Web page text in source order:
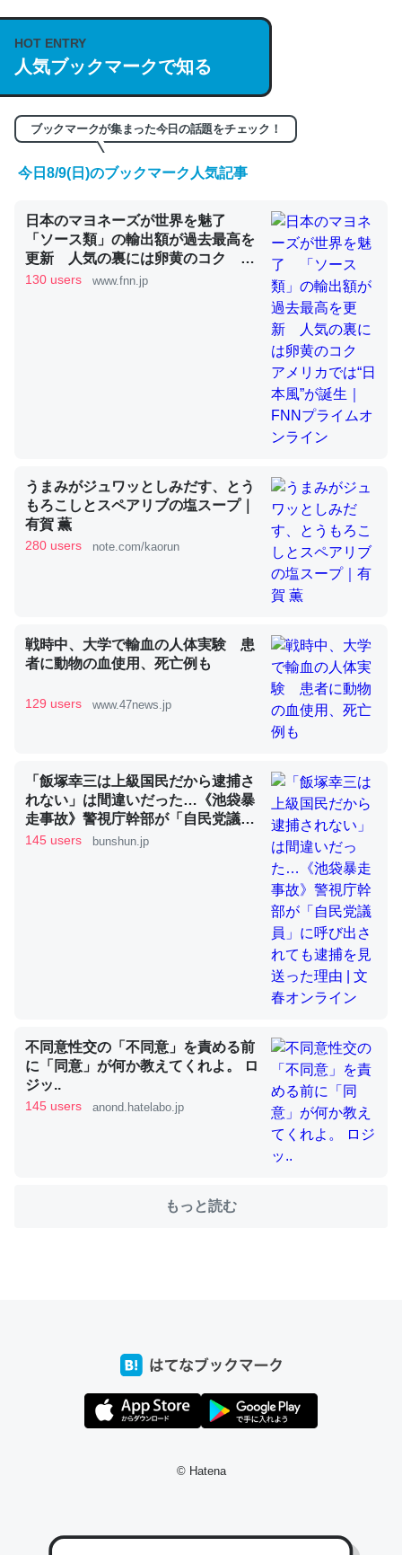
説してる記事が少ないので貴重な良記事。/続編来た
https://isobe324649.hatenablog.com/entry/2023/03/27
/064121
─GPTの仕組みと限界についての考察（１） - conceptualization
くらい。小説でいう「ずっと前の伏線」は回収されないけ
ど、短期記憶というには多い分量。進化すればするほど分
かりやすく強くなりそう
─GPTの仕組みと限界についての考察（１） - conceptualization
昆虫ってカルシウム少ないのか。知らんかった。調べたら
コオロギのカルシウム分はエビの600分の1程度。
論文では「淡水はカルシウムも酸素も不足してて両方に不
いる鋏角類（カブトガニ・ウミグモ）はカルシウムを使わ
ずキチンを強化してる筈だが、酵素が違うのか？
─ニュース :: 【研究発表】昆虫学の大問題＝「昆虫はなぜ海にいな
これを元に考えるとカルシウムを大量に使う脊椎動物と貝
類は苦労してるんだな…。腹足類だと殻を無くしてナメク
─ニュース :: 【研究発表】昆虫学の大問題＝「昆虫はなぜ海にいな
ウチもEchoを実家に置いて４年。でたまに覗いてる。ぼ
位置情報を共有してる。電池残量や充電中かが分かるので
これ見て生きてるなって分かる。
─たまにLINEするくらいだった遠方の父67歳と僕。ITツール導入で
コミュニケーションが劇的に変化した｜tayorini by LIFULL介護
たいなのでネット環境作ったけどAlexaしか使わないので
34
HOT ENTRY
人気ブックマークで知る
ブックマークが集まった今日の話題をチェック！
今日8/9(日)のブックマーク人気記事
日本のマヨネーズが世界を魅了
「ソース類」の輸出額が過去最高を
更新 人気の裏には卵黄のコク ア
メリカでは“日本風”が誕生｜FNNプ
130 users www.fnn.jp
うまみがジュワッとしみだす、とう
もろこしとスペアリブの塩スープ｜
有賀 薫
280 users note.com/kaorun
戦時中、大学で輸血の人体実験 患
者に動物の血使用、死亡例も
129 users www.47news.jp
「飯塚幸三は上級国民だから逮捕さ
れない」は間違いだった…《池袋暴
走事故》警視庁幹部が「自民党議
員」に呼び出されても逮捕を見送っ
145 users bunshun.jp
不同意性交の「不同意」を責める前
に「同意」が何か教えてくれよ。 ロ
ジッ..
145 users anond.hatelabo.jp
もっと読む
© Hatena